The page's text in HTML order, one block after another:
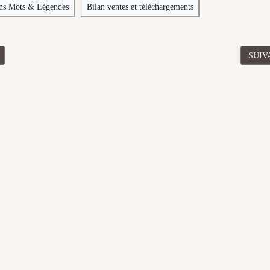
Mots & Légendes Bilan ventes et téléchargements
: BILAN FÉVRIER 2021 DES VENTES ET